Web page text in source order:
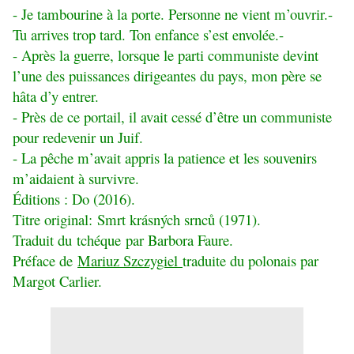
- Je tambourine à la porte. Personne ne vient m’ouvrir.-
Tu arrives trop tard. Ton enfance s’est envolée.-
- Après la guerre, lorsque le parti communiste devint
l’une des puissances dirigeantes du pays, mon père se
hâta d’y entrer.
- Près de ce portail, il avait cessé d’être un communiste
pour redevenir un Juif.
- La pêche m’avait appris la patience et les souvenirs
m’aidaient à survivre.
Éditions : Do (2016).
Titre original: Smrt krásných srnců (1971).
Traduit du tchéque par Barbora Faure.
Préface de Mariuz Szczygiel traduite du polonais par
Margot Carlier.